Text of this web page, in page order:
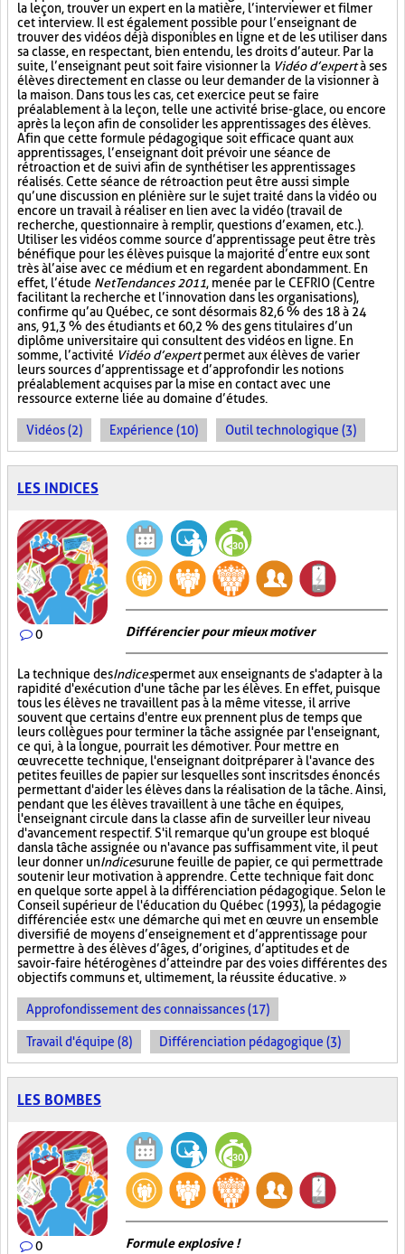
la leçon, trouver un expert en la matière, l’interviewer et filmer
cet interview. Il est également possible pour l’enseignant de
trouver des vidéos déjà disponibles en ligne et de les utiliser dans
sa classe, en respectant, bien entendu, les droits d’auteur. Par la
suite, l’enseignant peut soit faire visionner la Vidéo d’expertà ses
élèves directement en classe ou leur demander de la visionner à
la maison. Dans tous les cas, cet exercice peut se faire
préalablement à la leçon, telle une activité brise-glace, ou encore
après la leçon afin de consolider les apprentissages des élèves.
Afin que cette formule pédagogique soit efficace quant aux
apprentissages, l’enseignant doit prévoir une séance de
rétroaction et de suivi afin de synthétiser les apprentissages
réalisés. Cette séance de rétroaction peut être aussi simple
qu’une discussion en plénière sur le sujet traité dans la vidéo ou
encore un travail à réaliser en lien avec la vidéo (travail de
recherche, questionnaire à remplir, questions d’examen, etc.).
Utiliser les vidéos comme source d’apprentissage peut être très
bénéfique pour les élèves puisque la majorité d’entre eux sont
très à l’aise avec ce médium et en regardent abondamment. En
effet, l’étude NetTendances 2011, menée par le CEFRIO (Centre
facilitant la recherche et l’innovation dans les organisations),
confirme qu’au Québec, ce sont désormais 82,6 % des 18 à 24
ans, 91,3 % des étudiants et 60,2 % des gens titulaires d’un
diplôme universitaire qui consultent des vidéos en ligne. En
somme, l’activité Vidéo d’expertpermet aux élèves de varier
leurs sources d’apprentissage et d’approfondir les notions
préalablement acquises par la mise en contact avec une
ressource externe liée au domaine d’études.
Vidéos (2) Expérience (10) Outil technologique (3)
LES INDICES
0 Différencier pour mieux motiver
La technique desIndicespermet aux enseignants de s'adapter à la
rapidité d'exécution d'une tâche par les élèves. En effet, puisque
tous les élèves ne travaillent pas à la même vitesse, il arrive
souvent que certains d'entre eux prennent plus de temps que
leurs collègues pour terminer la tâche assignée par l'enseignant,
ce qui, à la longue, pourrait les démotiver. Pour mettre en
œuvre cette technique, l'enseignant doit préparer à l'avance des
petites feuilles de papier sur lesquelles sont inscrits des énoncés
permettant d'aider les élèves dans la réalisation de la tâche. Ainsi,
pendant que les élèves travaillent à une tâche en équipes,
l'enseignant circule dans la classe afin de surveiller leur niveau
d'avancement respectif. S'il remarque qu'un groupe est bloqué
dans la tâche assignée ou n'avance pas suffisamment vite, il peut
leur donner unIndicesurune feuille de papier, ce qui permettra de
soutenir leur motivation à apprendre. Cette technique fait donc
en quelque sorte appel à la différenciation pédagogique. Selon le
Conseil supérieur de l'éducation du Québec (1993), la pédagogie
différenciée est « une démarche qui met en œuvre un ensemble
diversifié de moyens d’enseignement et d’apprentissage pour
permettre à des élèves d’âges, d’origines, d’aptitudes et de
savoir-faire hétérogènes d’atteindre par des voies différentes des
objectifs communs et, ultimement, la réussite éducative. »
Approfondissement des connaissances (17)
Travail d'équipe (8) Différenciation pédagogique (3)
LES BOMBES
0 Formule explosive !